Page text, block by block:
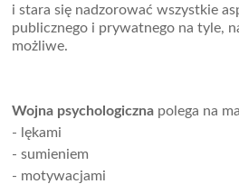
i stara się nadzorować wszystkie
publicznego i prywatnego na tyle,
możliwe.
Wojna psychologiczna polega na
- lękami
- sumieniem
- motywacjami